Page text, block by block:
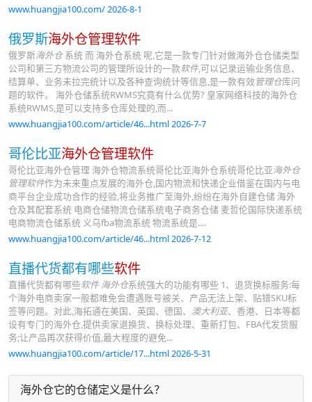
www.huangjia100.com/ 2026-8-1
俄罗斯海外仓管理软件
俄罗斯海外仓系统 而 海外仓系统 呢,它是一款专门针对做海外仓仓储类型
公司和第三方物流公司的管理所设计的一款软件,可以记录运输业务信息、
结算单、业务未拉完统计以及各种查询统计等信息,是一款有效管理仓库问
题的软件。 海外仓储系统RWMS究竟有什么优势? 皇家网络科技的海外仓
系统RWMS,是可以支持多仓库处理的,而...
www.huangjia100.com/article/46...html 2026-7-7
哥伦比亚海外仓管理软件
哥伦比亚海外仓管理 海外仓物流系统哥伦比亚海外仓系统哥伦比亚海外仓
管理软件作为未来重点发展的海外仓,国内物流和快递企业借鉴在国内与电
商平台企业成功合作的经验,将业务推广至海外,纷纷在海外自建仓储 海外
仓及其配套系统 电商仓储物流仓储系统电子商务仓储 麦哲伦国际快递系统
电商物流仓储系统 义乌fba物流系统 物流系统是....
www.huangjia100.com/article/46...html 2026-7-12
直播代货都有哪些软件
直播代货都有哪些软件 海外仓系统强大的功能有哪些 1、退货换标服务:每
个海外电商卖家一般都难免会遭遇账号被关、产品无法上架、贴错SKU标
签等问题。对此,海拓通在美国、英国、德国、 澳大利亚、香港、日本等都
设有专门的海外仓,提供卖家退换货、换标处理、重新打包、FBA代发货服
务;让产品再次获得价值,最大程度的避免...
www.huangjia100.com/article/17...html 2026-5-31
海外仓它的仓储定义是什么？